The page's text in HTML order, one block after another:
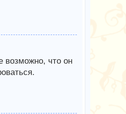
возможно, что он